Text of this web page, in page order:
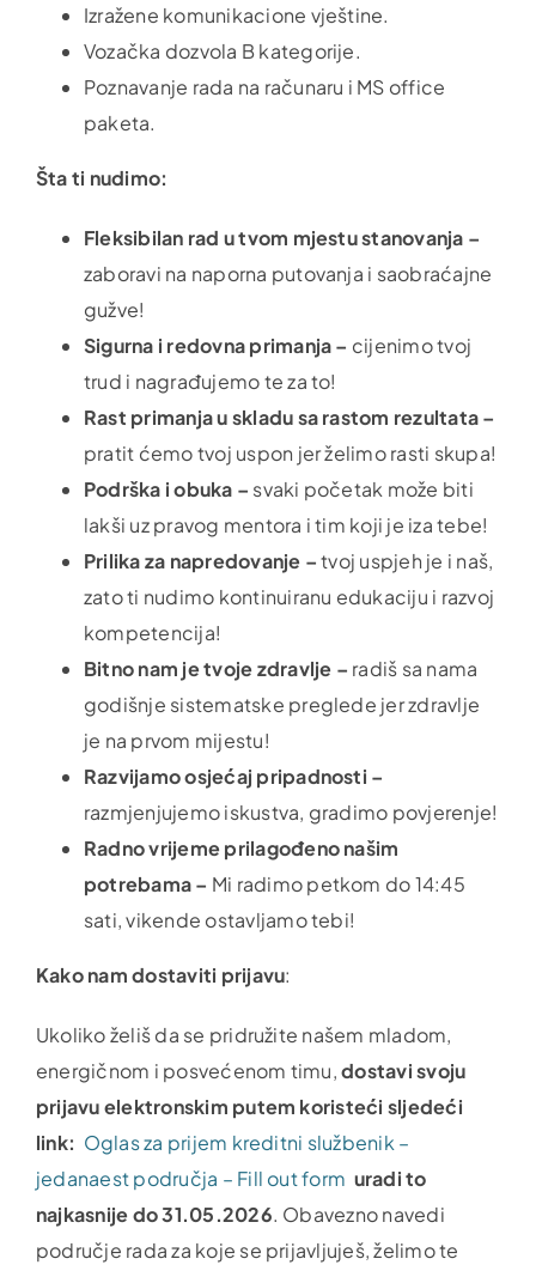
Izražene komunikacione vještine.
Vozačka dozvola B kategorije.
Poznavanje rada na računaru i MS office
paketa.
Šta ti nudimo:
Fleksibilan rad u tvom mjestu stanovanja –
zaboravi na naporna putovanja i saobraćajne
gužve!
Sigurna i redovna primanja – cijenimo tvoj
trud i nagrađujemo te za to!
Rast primanja u skladu sa rastom rezultata –
pratit ćemo tvoj uspon jer želimo rasti skupa!
Podrška i obuka – svaki početak može biti
lakši uz pravog mentora i tim koji je iza tebe!
Prilika za napredovanje –tvoj uspjeh je i naš,
zato ti nudimo kontinuiranu edukaciju i razvoj
kompetencija!
Bitno nam je tvoje zdravlje – radiš sa nama
godišnje sistematske preglede jer zdravlje
je na prvom mijestu!
Razvijamo osjećaj pripadnosti –
razmjenjujemo iskustva, gradimo povjerenje!
Radno vrijeme prilagođeno našim
potrebama – Mi radimo petkom do 14:45
sati, vikende ostavljamo tebi!
Kako nam dostaviti prijavu:
Ukoliko želiš da se pridružite našem mladom,
energičnom i posvećenom timu,dostavi svoju
prijavu elektronskim putem koristeći sljedeći
link: Oglas za prijem kreditni službenik –
jedanaest područja – Fill out form uradi to
najkasnije do 31.05.2026. Obavezno navedi
područje rada za koje se prijavljuješ, želimo te